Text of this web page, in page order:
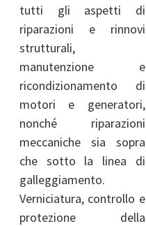
tutti gli aspetti di
riparazioni e rinnovi
strutturali,
manutenzione e
ricondizionamento di
motori e generatori,
nonché riparazioni
meccaniche sia sopra
che sotto la linea di
galleggiamento.
Verniciatura, controllo e
protezione della